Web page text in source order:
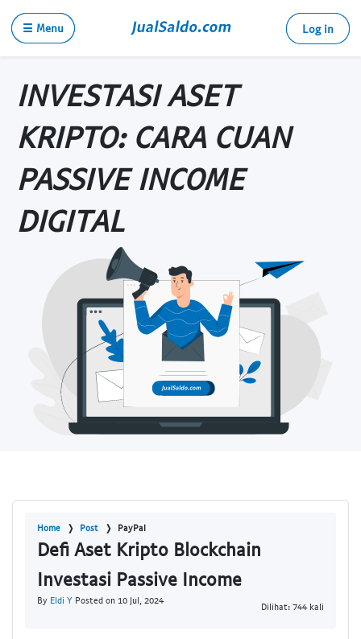
☰ Menu Log in
INVESTASI ASET
KRIPTO: CARA CUAN
PASSIVE INCOME
DIGITAL
Home Post PayPal
Defi Aset Kripto Blockchain
Investasi Passive Income
By Eldi Y Posted on 10 Jul, 2024
Dilihat: 744 kali